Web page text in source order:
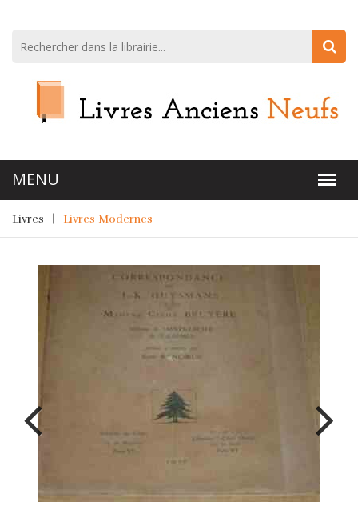
Livres Livres Modernes